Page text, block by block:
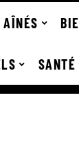
AÎNÉS
SANTÉ